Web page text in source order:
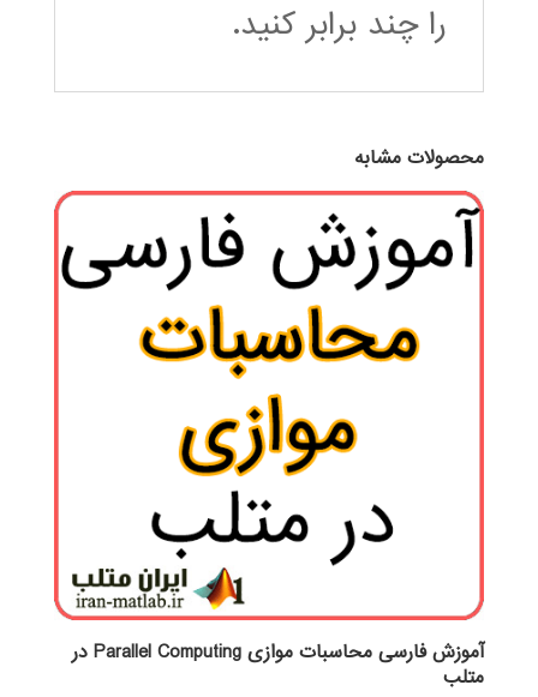
را چند برابر کنید.
محصولات مشابه
آموزش فارسی محاسبات موازی Parallel Computing در
متلب